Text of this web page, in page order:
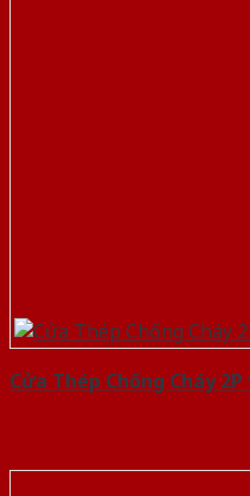
Cửa Thép Chống Cháy 2P